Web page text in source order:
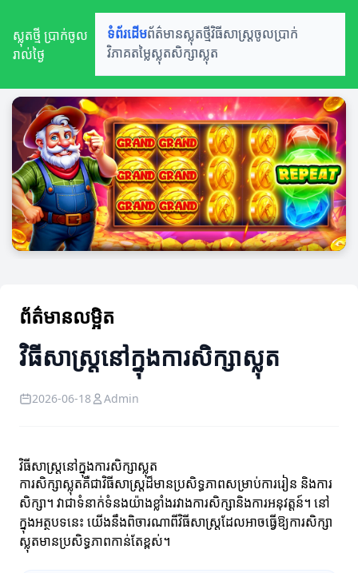
ស្លុតថ្មី ប្រាក់ចូល
រាល់ថ្ងៃ
ទំព័រដើមព័ត៌មានស្លុតថ្មីវិធីសាស្ត្រចូលប្រាក់
វិភាគតម្លៃស្លុតសិក្សាស្លុត
ព័ត៌មានលម្អិត
វិធីសាស្ត្រនៅក្នុងការសិក្សាស្លុត
2026-06-18 Admin
វិធីសាស្ត្រនៅក្នុងការសិក្សាស្លុត
ការសិក្សាស្លុតគឺជាវិធីសាស្ត្រដ៏មានប្រសិទ្ធភាពសម្រាប់ការរៀន និងការ
សិក្សា។ វាជាទំនាក់ទំនងយ៉ាងខ្លាំងរវាងការសិក្សានិងការអនុវត្តន៍។ នៅ
ក្នុងអត្ថបទនេះ យើងនឹងពិចារណាពីវិធីសាស្ត្រដែលអាចធ្វើឱ្យការសិក្សា
ស្លុតមានប្រសិទ្ធភាពកាន់តែខ្ពស់។